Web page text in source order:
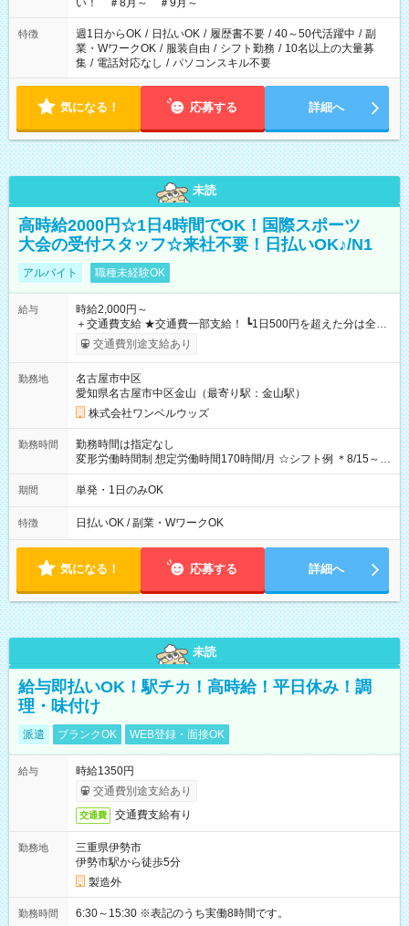
い！ ＃8月～ ＃9月～
特徴 週1日からOK / 日払いOK / 履歴書不要 / 40～50代活躍中 / 副
業・WワークOK / 服装自由 / シフト勤務 / 10名以上の大量募
集 / 電話対応なし / パソコンスキル不要
気になる！ 応募する 詳細へ
未読
高時給2000円☆1日4時間でOK！国際スポーツ
大会の受付スタッフ☆来社不要！日払いOK♪/N1
アルバイト 職種未経験OK
給与
時給2,000円～
＋交通費支給 ★交通費一部支給！ ┗1日500円を超えた分は全額
支給！ ※往復500円以内の方は自己負担となります ★日払い
OK！（規定あり） ┗働いたその日に現金GET♪ お仕事後はコン
期間なし
交通費別途支給あり
勤務地
名古屋市中区
愛知県名古屋市中区金山（最寄り駅：金山駅）
株式会社ワンベルウッズ
勤務時間
勤務時間は指定なし
変形労働時間制 想定労働時間170時間/月 ☆シフト例 ＊8/15～
10/26 全日共通 08：00～12：00 17：00～21：00 ＊8/31
～9/19のみ下記シフトもあります！ 12：00～16：00 ＊9/6～
00
期間 単発・1日のみOK
特徴 日払いOK / 副業・WワークOK
気になる！ 応募する 詳細へ
未読
給与即払いOK！駅チカ！高時給！平日休み！調
理・味付け
派遣 ブランクOK WEB登録・面接OK
給与
時給1350円
交通費別途支給あり
交通費 交通費支給有り
勤務地
三重県伊勢市
伊勢市駅から徒歩5分
製造外
勤務時間 6:30～15:30 ※表記のうち実働8時間です。